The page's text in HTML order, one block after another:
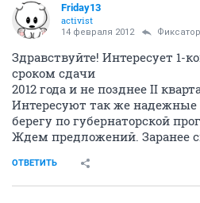
Friday13
activist
14 февраля 2012 Фиксатоp
Здравствуйте! Интересует 1-
сроком сдачи
2012 года и не позднее II
Интересуют так же надежные
берегу по губернаторской
Ждем предложений. Заранее
ОТВЕТИТЬ